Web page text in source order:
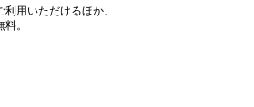
用いただけるほか、
。